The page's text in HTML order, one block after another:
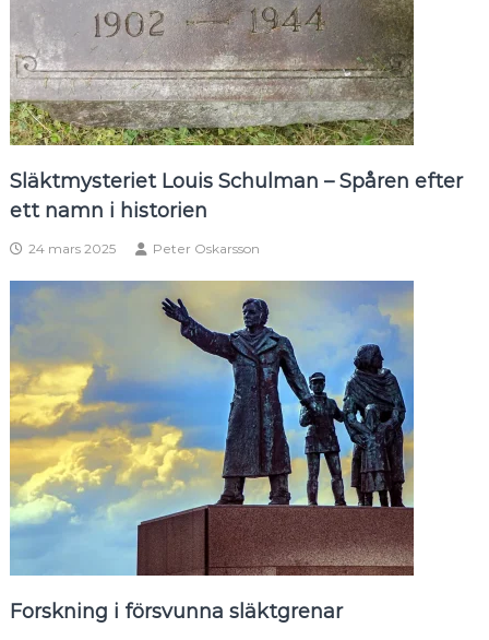
Släktmysteriet Louis Schulman – Spåren efter
ett namn i historien
24 mars 2025 Peter Oskarsson
Forskning i försvunna släktgrenar